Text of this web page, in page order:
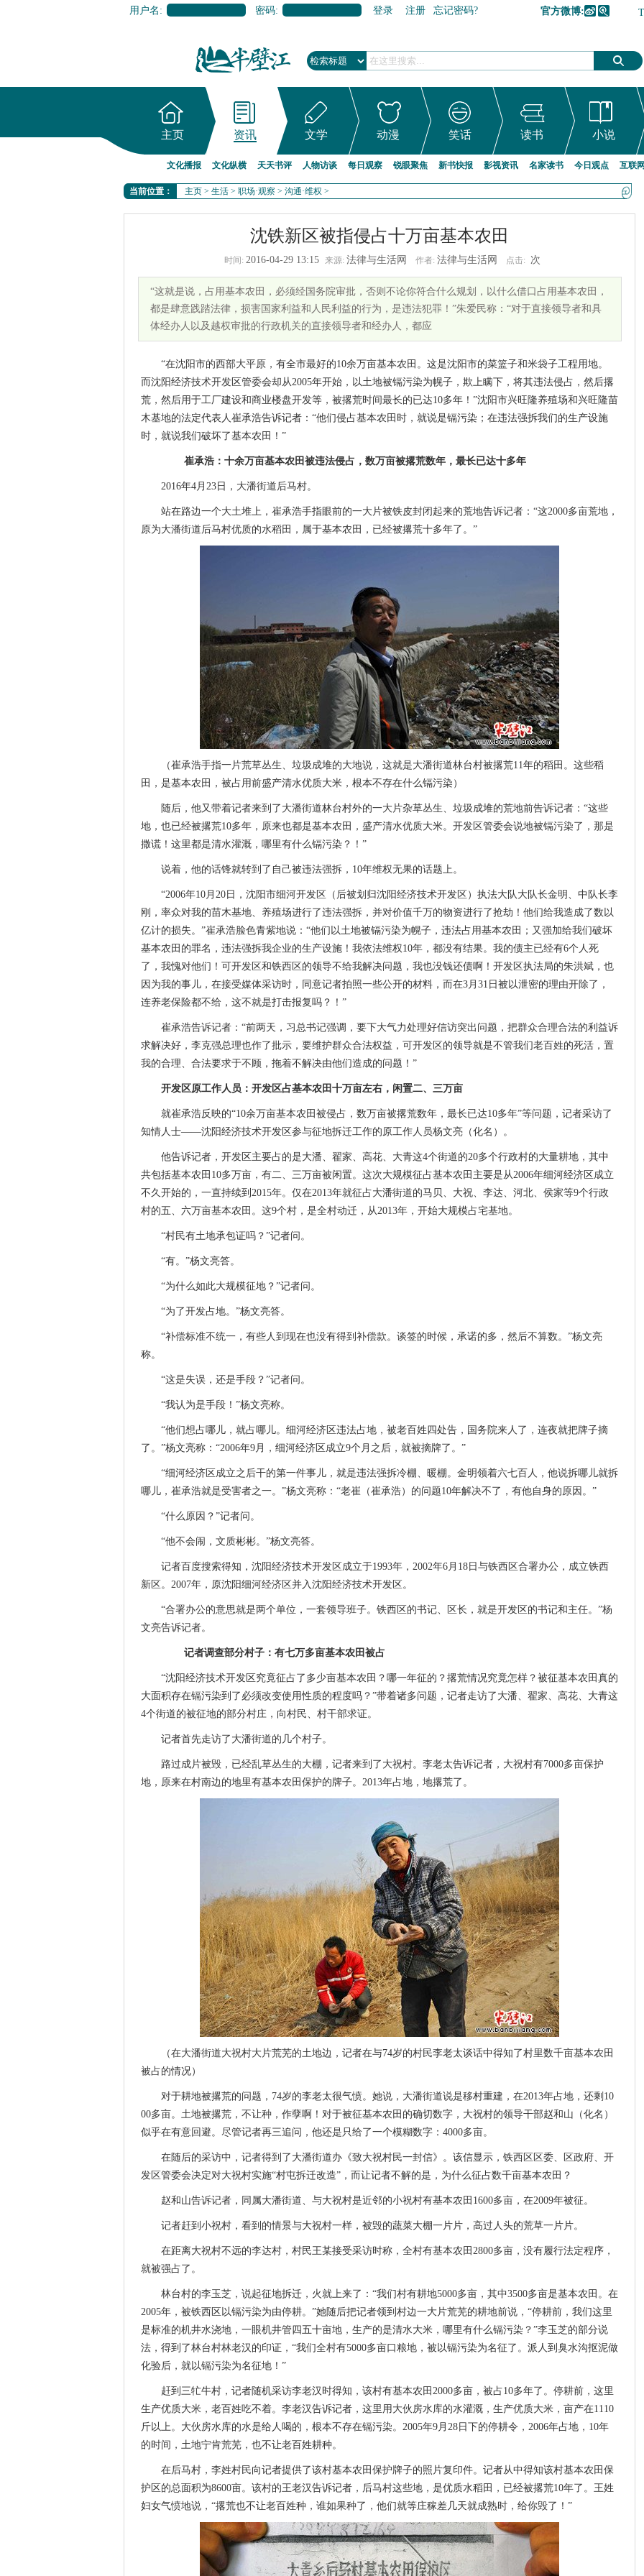
用户名: 密码: 登录 注册 忘记密码? 官方微博:
主页 资讯 文学 动漫 笑话 读书 小说
文化播报 文化纵横 天天书评 人物访谈 每日观察 锐眼聚焦 新书快报 影视资讯 名家读书 今日观点 互联
当前位置： 主页 > 生活 > 职场·观察 > 沟通·维权 >
沈铁新区被指侵占十万亩基本农田
时间: 2016-04-29 13:15 来源: 法律与生活网 作者: 法律与生活网 点击: 次
“这就是说，占用基本农田，必须经国务院审批，否则不论你符合什么规划，以什么借口占用基本农田，
都是肆意践踏法律，损害国家利益和人民利益的行为，是违法犯罪！”朱爱民称：“对于直接领导者和具
体经办人以及越权审批的行政机关的直接领导者和经办人，都应
“在沈阳市的西部大平原，有全市最好的10余万亩基本农田。这是沈阳市的菜篮子和米袋子工程用地。
而沈阳经济技术开发区管委会却从2005年开始，以土地被镉污染为幌子，欺上瞒下，将其违法侵占，然后撂
荒，然后用于工厂建设和商业楼盘开发等，被撂荒时间最长的已达10多年！”沈阳市兴旺隆养殖场和兴旺隆苗
木基地的法定代表人崔承浩告诉记者：“他们侵占基本农田时，就说是镉污染；在违法强拆我们的生产设施
时，就说我们破坏了基本农田！”
崔承浩：十余万亩基本农田被违法侵占，数万亩被撂荒数年，最长已达十多年
2016年4月23日，大潘街道后马村。
站在路边一个大土堆上，崔承浩手指眼前的一大片被铁皮封闭起来的荒地告诉记者：“这2000多亩荒地，
原为大潘街道后马村优质的水稻田，属于基本农田，已经被撂荒十多年了。”
（崔承浩手指一片荒草丛生、垃圾成堆的大地说，这就是大潘街道林台村被撂荒11年的稻田。这些稻
田，是基本农田，被占用前盛产清水优质大米，根本不存在什么镉污染）
随后，他又带着记者来到了大潘街道林台村外的一大片杂草丛生、垃圾成堆的荒地前告诉记者：“这些
地，也已经被撂荒10多年，原来也都是基本农田，盛产清水优质大米。开发区管委会说地被镉污染了，那是
撒谎！这里都是清水灌溉，哪里有什么镉污染？！”
说着，他的话锋就转到了自己被违法强拆，10年维权无果的话题上。
“2006年10月20日，沈阳市细河开发区（后被划归沈阳经济技术开发区）执法大队大队长金明、中队长李
刚，率众对我的苗木基地、养殖场进行了违法强拆，并对价值千万的物资进行了抢劫！他们给我造成了数以
亿计的损失。”崔承浩脸色青紫地说：“他们以土地被镉污染为幌子，违法占用基本农田；又强加给我们破坏
基本农田的罪名，违法强拆我企业的生产设施！我依法维权10年，都没有结果。我的债主已经有6个人死
了，我愧对他们！可开发区和铁西区的领导不给我解决问题，我也没钱还债啊！开发区执法局的朱洪斌，也
因为我的事儿，在接受媒体采访时，同意记者拍照一些公开的材料，而在3月31日被以泄密的理由开除了，
连养老保险都不给，这不就是打击报复吗？！”
崔承浩告诉记者：“前两天，习总书记强调，要下大气力处理好信访突出问题，把群众合理合法的利益诉
求解决好，李克强总理也作了批示，要维护群众合法权益，可开发区的领导就是不管我们老百姓的死活，置
我的合理、合法要求于不顾，拖着不解决由他们造成的问题！”
开发区原工作人员：开发区占基本农田十万亩左右，闲置二、三万亩
就崔承浩反映的“10余万亩基本农田被侵占，数万亩被撂荒数年，最长已达10多年”等问题，记者采访了
知情人士——沈阳经济技术开发区参与征地拆迁工作的原工作人员杨文亮（化名）。
他告诉记者，开发区主要占的是大潘、翟家、高花、大青这4个街道的20多个行政村的大量耕地，其中
共包括基本农田10多万亩，有二、三万亩被闲置。这次大规模征占基本农田主要是从2006年细河经济区成立
不久开始的，一直持续到2015年。仅在2013年就征占大潘街道的马贝、大祝、李达、河北、侯家等9个行政
村的五、六万亩基本农田。这9个村，是全村动迁，从2013年，开始大规模占宅基地。
“村民有土地承包证吗？”记者问。
“有。”杨文亮答。
“为什么如此大规模征地？”记者问。
“为了开发占地。”杨文亮答。
“补偿标准不统一，有些人到现在也没有得到补偿款。谈签的时候，承诺的多，然后不算数。”杨文亮
称。
“这是失误，还是手段？”记者问。
“我认为是手段！”杨文亮称。
“他们想占哪儿，就占哪儿。细河经济区违法占地，被老百姓四处告，国务院来人了，连夜就把牌子摘
了。”杨文亮称：“2006年9月，细河经济区成立9个月之后，就被摘牌了。”
“细河经济区成立之后干的第一件事儿，就是违法强拆冷棚、暖棚。金明领着六七百人，他说拆哪儿就拆
哪儿，崔承浩就是受害者之一。”杨文亮称：“老崔（崔承浩）的问题10年解决不了，有他自身的原因。”
“什么原因？”记者问。
“他不会闹，文质彬彬。”杨文亮答。
记者百度搜索得知，沈阳经济技术开发区成立于1993年，2002年6月18日与铁西区合署办公，成立铁西
新区。2007年，原沈阳细河经济区并入沈阳经济技术开发区。
“合署办公的意思就是两个单位，一套领导班子。铁西区的书记、区长，就是开发区的书记和主任。”杨
文亮告诉记者。
记者调查部分村子：有七万多亩基本农田被占
“沈阳经济技术开发区究竟征占了多少亩基本农田？哪一年征的？撂荒情况究竟怎样？被征基本农田真的
大面积存在镉污染到了必须改变使用性质的程度吗？”带着诸多问题，记者走访了大潘、翟家、高花、大青这
4个街道的被征地的部分村庄，向村民、村干部求证。
记者首先走访了大潘街道的几个村子。
路过成片被毁，已经乱草丛生的大棚，记者来到了大祝村。李老太告诉记者，大祝村有7000多亩保护
地，原来在村南边的地里有基本农田保护的牌子。2013年占地，地撂荒了。
（在大潘街道大祝村大片荒芜的土地边，记者在与74岁的村民李老太谈话中得知了村里数千亩基本农田
被占的情况）
对于耕地被撂荒的问题，74岁的李老太很气愤。她说，大潘街道说是移村重建，在2013年占地，还剩10
00多亩。土地被撂荒，不让种，作孽啊！对于被征基本农田的确切数字，大祝村的领导干部赵和山（化名）
似乎在有意回避。尽管记者再三追问，他还是只给了一个模糊数字：4000多亩。
在随后的采访中，记者得到了大潘街道办《致大祝村民一封信》。该信显示，铁西区区委、区政府、开
发区管委会决定对大祝村实施“村屯拆迁改造”，而让记者不解的是，为什么征占数千亩基本农田？
赵和山告诉记者，同属大潘街道、与大祝村是近邻的小祝村有基本农田1600多亩，在2009年被征。
记者赶到小祝村，看到的情景与大祝村一样，被毁的蔬菜大棚一片片，高过人头的荒草一片片。
在距离大祝村不远的李达村，村民王某接受采访时称，全村有基本农田2800多亩，没有履行法定程序，
就被强占了。
林台村的李玉芝，说起征地拆迁，火就上来了：“我们村有耕地5000多亩，其中3500多亩是基本农田。在
2005年，被铁西区以镉污染为由停耕。”她随后把记者领到村边一大片荒芜的耕地前说，“停耕前，我们这里
是标准的机井水浇地，一眼机井管四五十亩地，生产的是清水大米，哪里有什么镉污染？”李玉芝的部分说
法，得到了林台村林老汉的印证，“我们全村有5000多亩口粮地，被以镉污染为名征了。派人到臭水沟抠泥做
化验后，就以镉污染为名征地！”
赶到三牤牛村，记者随机采访李老汉时得知，该村有基本农田2000多亩，被占10多年了。停耕前，这里
生产优质大米，老百姓吃不着。李老汉告诉记者，这里用大伙房水库的水灌溉，生产优质大米，亩产在1110
斤以上。大伙房水库的水是给人喝的，根本不存在镉污染。2005年9月28日下的停耕令，2006年占地，10年
的时间，土地宁肯荒芜，也不让老百姓耕种。
在后马村，李姓村民向记者提供了该村基本农田保护牌子的照片复印件。记者从中得知该村基本农田保
护区的总面积为8600亩。该村的王老汉告诉记者，后马村这些地，是优质水稻田，已经被撂荒10年了。王姓
妇女气愤地说，“撂荒也不让老百姓种，谁如果种了，他们就等庄稼差几天就成熟时，给你毁了！”